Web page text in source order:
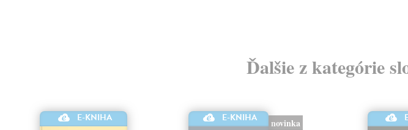
Ďalšie z kategórie
E-KNIHA E-KNIHA novinka